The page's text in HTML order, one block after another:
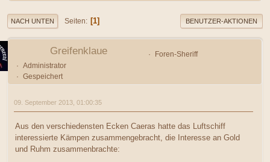
NACH UNTEN Seiten 1 BENUTZER-AKTIONEN
Greifenklaue
Foren-Sheriff
Administrator
Gespeichert
09. September 2013, 01:00:35
Aus den verschiedensten Ecken Caeras hatte das Luftschiff
interessierte Kämpen zusammengebracht, die Interesse an Gold
und Ruhm zusammenbrachte: